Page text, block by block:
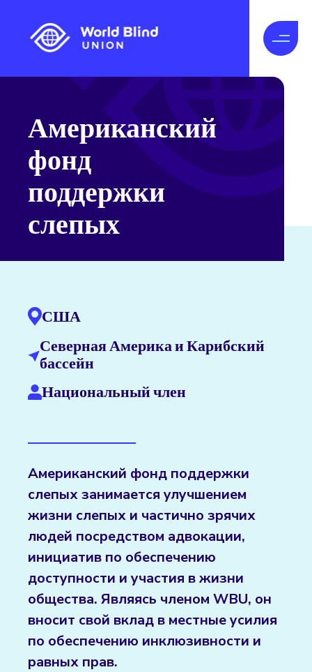
Американский
фонд
поддержки
слепых
США
Северная Америка и Карибский
бассейн
Национальный член
Американский фонд поддержки
слепых занимается улучшением
жизни слепых и частично зрячих
людей посредством адвокации,
инициатив по обеспечению
доступности и участия в жизни
общества. Являясь членом WBU, он
вносит свой вклад в местные усилия
по обеспечению инклюзивности и
равных прав.